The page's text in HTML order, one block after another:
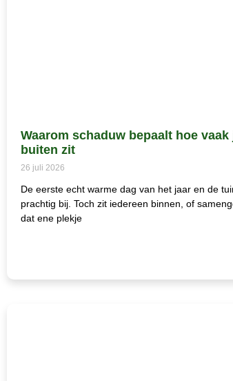
Waarom schaduw bepaalt hoe vaak
buiten zit
26 juli 2026
De eerste echt warme dag van het jaar en de
prachtig bij. Toch zit iedereen binnen, of
dat ene plekje